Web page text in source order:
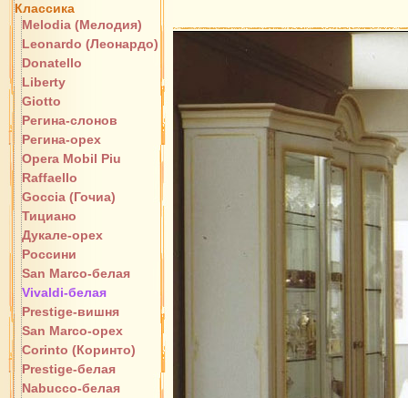
Классика
Melodia (Мелодия)
Leonardo (Леонардо)
Donatello
Liberty
Giotto
Регина-слонов
Регина-орех
Opera Mobil Piu
Raffaello
Goccia (Гочиа)
Тициано
Дукале-орех
Россини
San Marco-белая
Vivaldi-белая
Prestige-вишня
San Marco-орех
Corinto (Коринто)
Prestige-белая
Nabucco-белая